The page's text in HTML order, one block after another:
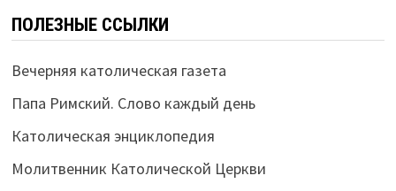
ПОЛЕЗНЫЕ ССЫЛКИ
Вечерняя католическая газета
Папа Римский. Слово каждый день
Католическая энциклопедия
Молитвенник Католической Церкви